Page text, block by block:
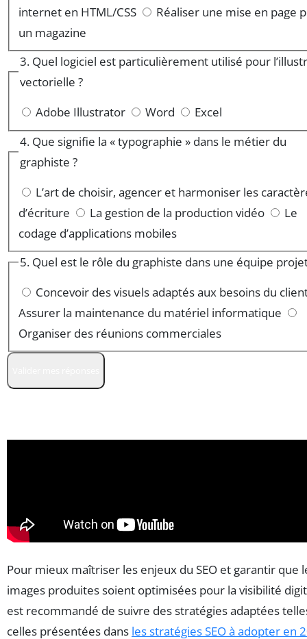
internet en HTML/CSS
Réaliser une mise en page
un magazine
3. Quel logiciel est particulièrement utilisé pour
vectorielle ?
Adobe Illustrator
Word
Excel
4. Que signifie la « typographie » dans le métier du
graphiste ?
L’art de choisir, agencer et harmoniser les
d’écriture
La gestion de la production vidéo
Le
codage d’applications mobiles
5. Quel est le rôle du graphiste dans une équipe
Concevoir des visuels adaptés aux besoins du
Assurer la maintenance du matériel informatique
Organiser des réunions commerciales
Pour mieux maîtriser les enjeux du SEO et garantir que
images produites soient optimisées pour la visibilité
est recommandé de suivre des stratégies adaptées
celles présentées dans les stratégies SEO à adopter en